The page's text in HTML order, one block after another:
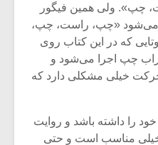
چپ». ولی همین فیگور
می‌شود «چپ، راست، چپ،
که در این کتاب روی
چپ اجرا می‌شود و
خیلی مشکلی دارد که
را داشته باشد و روایت
خیلی مناسب است و حتی